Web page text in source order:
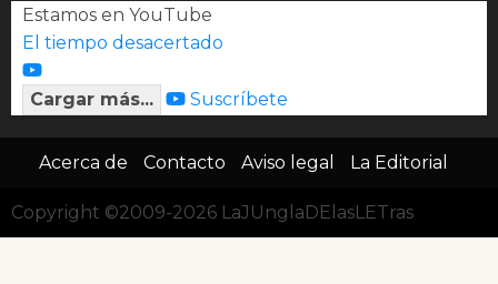
Estamos en YouTube
El tiempo desacertado
Cargar más... Suscríbete
Acerca de Contacto Aviso legal La Editorial
Copyright ©2009-2026 LaJUnglaDElasLETras